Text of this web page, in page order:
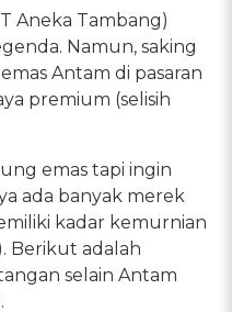
Aneka Tambang)
Namun, saking
Antam di pasaran
premium (selisih
emas tapi ingin
ada banyak merek
kadar kemurnian
Berikut adalah
selain Antam